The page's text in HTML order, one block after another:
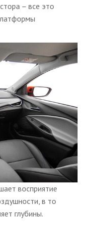
– все это
восприятие
в то
глубины.